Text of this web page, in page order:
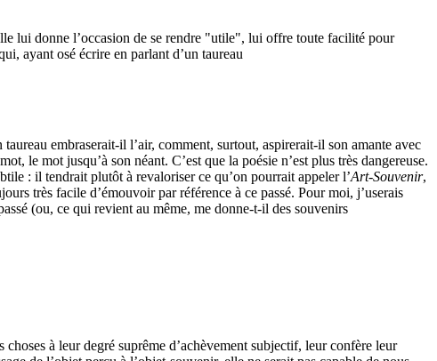
lui donne l’occasion de se rendre "utile", lui offre toute facilité pour
ayant osé écrire en parlant d’un taureau
embraserait-il l’air, comment, surtout, aspirerait-il son amante avec
le mot jusqu’à son néant. C’est que la poésie n’est plus très dangereuse.
: il tendrait plutôt à revaloriser ce qu’on pourrait appeler l’Art-Souvenir,
très facile d’émouvoir par référence à ce passé. Pour moi, j’userais
(ou, ce qui revient au même, me donne-t-il des souvenirs
à leur degré suprême d’achèvement subjectif, leur confère leur